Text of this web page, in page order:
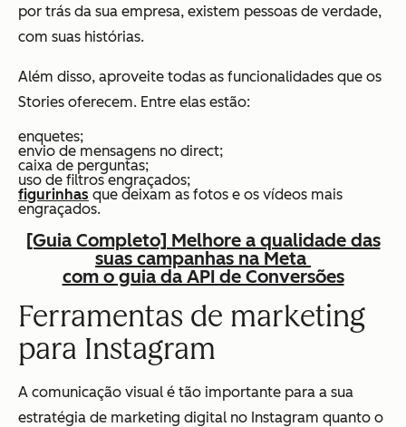
por trás da sua empresa, existem pessoas de verdade,
com suas histórias.
Além disso, aproveite todas as funcionalidades que os
Stories oferecem. Entre elas estão:
enquetes;
envio de mensagens no direct;
caixa de perguntas;
uso de filtros engraçados;
figurinhas que deixam as fotos e os vídeos mais
engraçados.
[Guia Completo] Melhore a qualidade das
suas campanhas na Meta
com o guia da API de Conversões
Ferramentas de marketing
para Instagram
A comunicação visual é tão importante para a sua
estratégia de marketing digital no Instagram quanto o